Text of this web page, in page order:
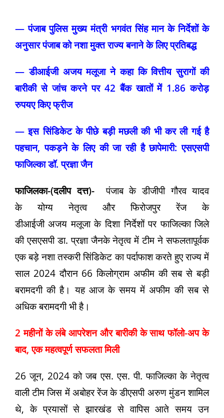
— पंजाब पुलिस मुख्य मंत्री भगवंत सिंह मान के निर्देशों के
अनुसार पंजाब को नशा मुक्त राज्य बनाने के लिए प्रतिबद्ध
— डीआईजी अजय मलूजा ने कहा कि वित्तीय सुरागों की
बारीकी से जांच करने पर 42 बैंक खातों में 1.86 करोड़
रुपयए किए फ्रीज
— इस सिंडिकेट के पीछे बड़ी मछली की भी कर ली गई है
पहचान, पकड़ने के लिए की जा रही है छापेमारी: एसएसपी
फाजिल्का डॉ. प्रज्ञा जैन
फाजिलका-(दलीप दत्त)-पंजाब के डीजीपी गौरव यादव
के योग्य नेतृत्व और फिरोजपुर रेंज के
डीआईजी अजय मलूजा के दिशा निर्देशों पर फाजिल्का जिले
की एसएसपी डा. प्रज्ञा जैनके नेतृत्व में टीम ने सफलतापूर्वक
एक बड़े नशा तस्करी सिंडिकेट का पर्दाफाश करते हुए राज्य में
साल 2024 दौरान 66 किलोग्राम अफीम की सब से बड़ी
बरामदगी की है। यह आज के समय में अफीम की सब से
अधिक बरामदगी भी है।
2 महीनो के लंबे आपरेशन और बारीकी के साथ फॉलो-अप के
बाद, एक महत्वपूर्ण सफलता मिली
26 जून, 2024 को जब एस. एस. पी. फाजिल्का के नेतृत्व
वाली टीम जिस में अबोहर रेंज के डीएसपी अरुण मुंडन शामिल
थे, के प्रयासों से झारखंड से वापिस आते समय उन